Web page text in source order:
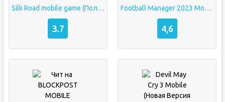
Silk Road mobile game (Полная версия)
3.7
Football Manager 2023 Mobile Взлом Полная Версия
4,6